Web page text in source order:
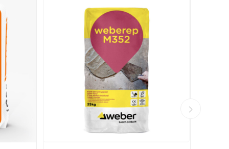
ფასადები
გრუნტები,
ჰიდროიზოლაცია
ლითონი
სამშენებლო
დანადგარები